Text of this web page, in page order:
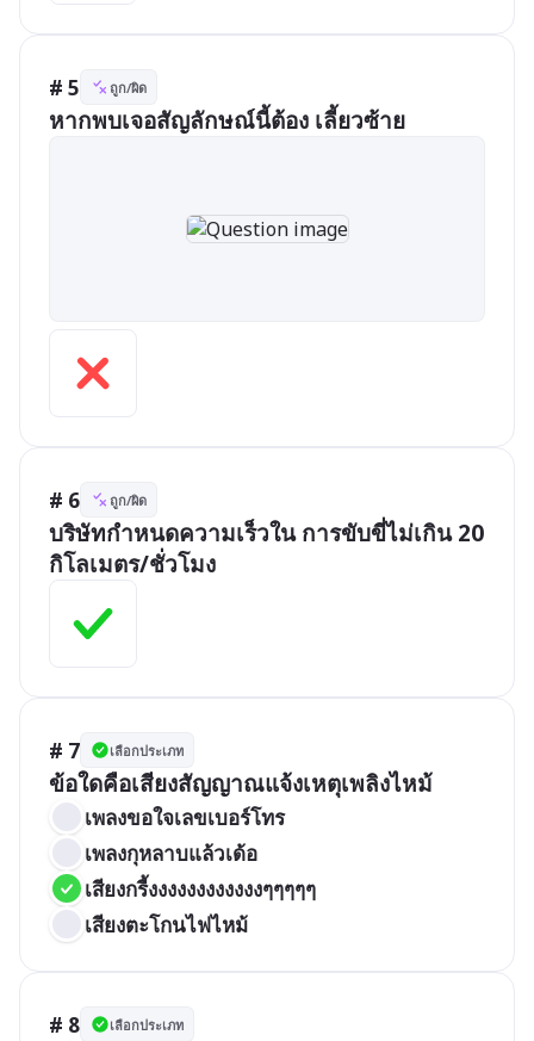
# 5 ถูก/ผิด
หากพบเจอสัญลักษณ์นี้ต้อง เลี้ยวซ้าย
# 6 ถูก/ผิด
บริษัทกำหนดความเร็วใน การขับขี่ไม่เกิน 20
กิโลเมตร/ชั่วโมง
# 7 เลือกประเภท
ข้อใดคือเสียงสัญญาณแจ้งเหตุเพลิงไหม้
เพลงขอใจเลขเบอร์โทร
เพลงกุหลาบแล้วเด้อ
เสียงกรี้งงงงงงงงงงงงๆๆๆๆๆ
เสียงตะโกนไฟไหม้
# 8 เลือกประเภท